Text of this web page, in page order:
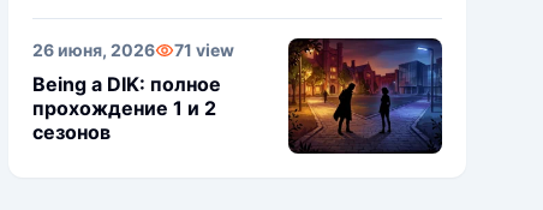
26 июня, 2026 71 view
Being a DIK: полное
прохождение 1 и 2
сезонов